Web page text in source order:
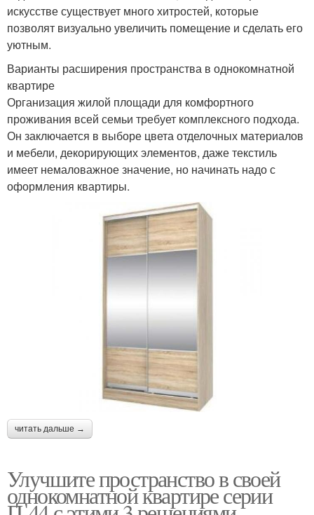
искусстве существует много хитростей, которые
позволят визуально увеличить помещение и сделать его
уютным.
Варианты расширения пространства в однокомнатной
квартире
Организация жилой площади для комфортного
проживания всей семьи требует комплексного подхода.
Он заключается в выборе цвета отделочных материалов
и мебели, декорирующих элементов, даже текстиль
имеет немаловажное значение, но начинать надо с
оформления квартиры.
читать дальше →
Улучшите пространство в своей
однокомнатной квартире серии